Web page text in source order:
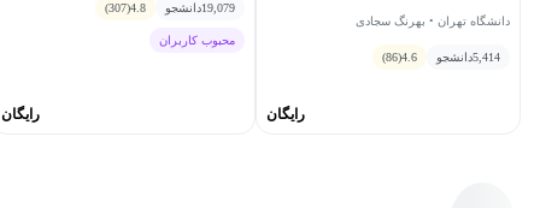
دانشگاه تهران • بهرنگ سجادی
5,414دانشجو 4.6
(86)
رایگان
19,079دانشجو 4.8
(307)
محبوب کاربران
رایگان